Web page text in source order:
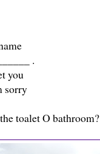
.
you
sorry
toalet O bathroom?